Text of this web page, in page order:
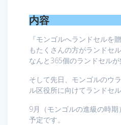
内容
『モンゴルへランドセルを
もたくさんの方がランドセ
なんと365個のランドセルが
そして先日、モンゴルのウ
ル区役所に向けてランドセ
9月（モンゴルの進級の時期
予定です。